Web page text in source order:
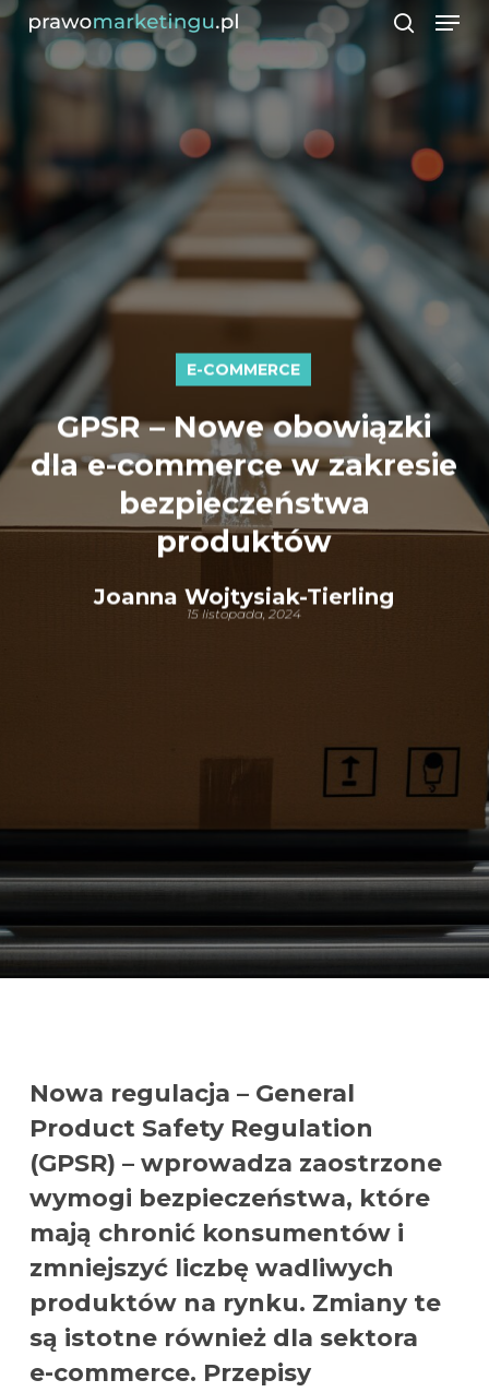
Skip
E-COMMERCE
GPSR – Nowe obowiązki
dla e-commerce w zakresie
bezpieczeństwa
produktów
Joanna Wojtysiak-Tierling
15 listopada, 2024
Nowa regulacja – General
Product Safety Regulation
(GPSR) – wprowadza zaostrzone
wymogi bezpieczeństwa, które
mają chronić konsumentów i
zmniejszyć liczbę wadliwych
produktów na rynku. Zmiany te
są istotne również dla sektora
e-commerce. Przepisy
Close